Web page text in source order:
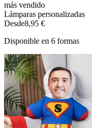
más vendido
Lámparas personalizadas
Desde8,95 €
Disponible en 6 formas